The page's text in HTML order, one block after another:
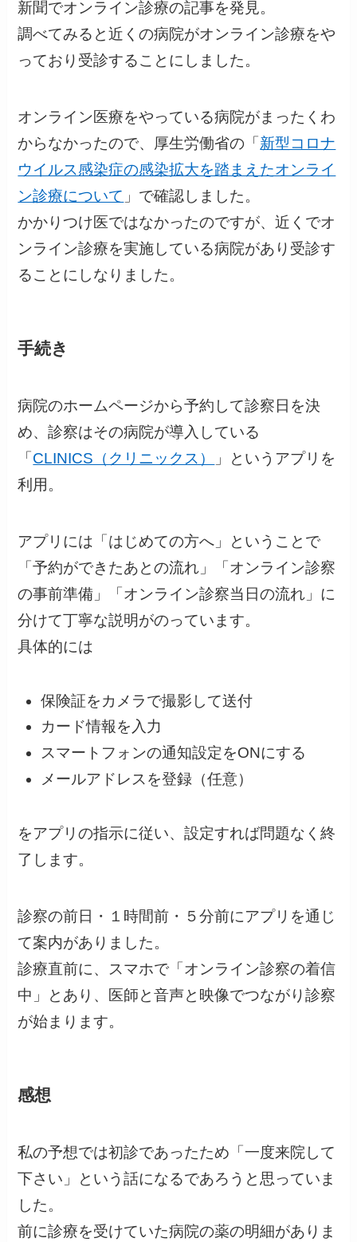
新聞でオンライン診療の記事を発見。
調べてみると近くの病院がオンライン診療をや
っており受診することにしました。
オンライン医療をやっている病院がまったくわ
からなかったので、厚生労働省の「新型コロナ
ウイルス感染症の感染拡大を踏まえたオンライ
ン診療について 」で確認しました。
かかりつけ医ではなかったのですが、近くでオ
ンライン診療を実施している病院があり受診す
ることにしなりました。
手続き
病院のホームページから予約して診察日を決
め、診察はその病院が導入している
「 CLINICS（クリニックス）
」というアプリを
利用。
アプリには「はじめての方へ」ということで
「予約ができたあとの流れ」「オンライン診察
の事前準備」「オンライン診察当日の流れ」に
分けて丁寧な説明がのっています。
具体的には
保険証をカメラで撮影して送付
カード情報を入力
スマートフォンの通知設定をONにする
メールアドレスを登録（任意）
をアプリの指示に従い、設定すれば問題なく終
了します。
診察の前日・１時間前・５分前にアプリを通じ
て案内がありました。
診療直前に、スマホで「オンライン診察の着信
中」とあり、医師と音声と映像でつながり診察
が始まります。
感想
私の予想では初診であったため「一度来院して
下さい」という話になるであろうと思っていま
した。
前に診療を受けていた病院の薬の明細がありま